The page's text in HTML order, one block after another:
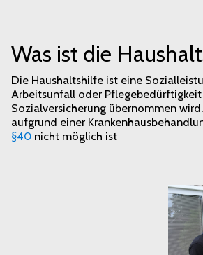
Was ist die
Die Haushaltshilfe ist eine
Arbeitsunfall oder Pflegebedürftigkeit
Sozialversicherung übernommen
aufgrund einer
§40 nicht möglich ist